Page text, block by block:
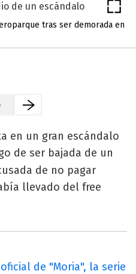
tras ser demorada en
en un gran escándalo
de ser bajada de un
de no pagar
llevado del free
de "Moria", la serie